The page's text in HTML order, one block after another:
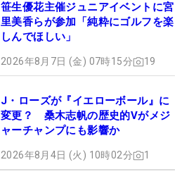
笹生優花主催ジュニアイベントに宮
里美香らが参加「純粋にゴルフを楽
しんでほしい」
2026年8月7日 (金) 07時15分 19
J・ローズが『イエローボール』に
変更？ 桑木志帆の歴史的Vがメジ
ャーチャンプにも影響か
2026年8月4日 (火) 10時02分 1